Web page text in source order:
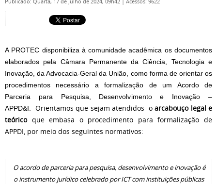
Publicado: Quarta, 17 de Julho de 2024, 09h42 | Acessos: 9622
A PROTEC disponibiliza à comunidade acadêmica os documentos
elaborados pela Câmara Permanente da Ciência, Tecnologia e
Inovação, da Advocacia-Geral da União, como forma de orientar os
procedimentos necessário a formalização de um Acordo de
Parceria para Pesquisa, Desenvolvimento e Inovação –
APPD&I.
Orientamos que sejam atendidos oarcabouço legal e
teóricoque embasa o procedimento para formalização de
APPDI, por meio dos seguintes normativos:
O acordo de parceria para pesquisa, desenvolvimento e inovação é
o instrumento jurídico celebrado por ICT com instituições públicas